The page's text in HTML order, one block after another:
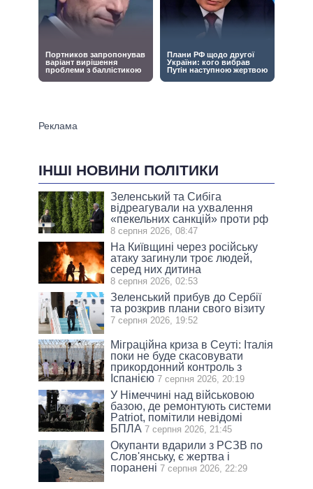
ІНШІ НОВИНИ ПОЛІТИКИ
Зеленський та Сибіга
відреагували на ухвалення
«пекельних санкцій» проти рф
8 серпня 2026, 08:47
На Київщині через російську
атаку загинули троє людей,
серед них дитина
8 серпня 2026, 02:53
Зеленський прибув до Сербії
та розкрив плани свого візиту
7 серпня 2026, 19:52
Міграційна криза в Сеуті: Італія
поки не буде скасовувати
прикордонний контроль з
Іспанією 7 серпня 2026, 20:19
У Німеччині над військовою
базою, де ремонтують системи
Patriot, помітили невідомі
БПЛА 7 серпня 2026, 21:45
Окупанти вдарили з РСЗВ по
Слов'янську, є жертва і
поранені 7 серпня 2026, 22:29